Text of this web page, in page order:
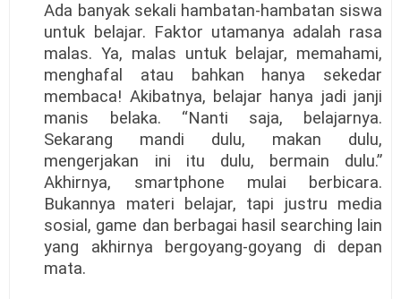
Ada banyak sekali hambatan-hambatan siswa
untuk belajar. Faktor utamanya adalah rasa
malas. Ya, malas untuk belajar, memahami,
menghafal atau bahkan hanya sekedar
membaca! Akibatnya, belajar hanya jadi janji
manis belaka. “Nanti saja, belajarnya.
Sekarang mandi dulu, makan dulu,
mengerjakan ini itu dulu, bermain dulu.”
Akhirnya, smartphone mulai berbicara.
Bukannya materi belajar, tapi justru media
sosial, game dan berbagai hasil searching lain
yang akhirnya bergoyang-goyang di depan
mata.